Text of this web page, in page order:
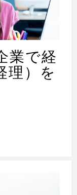
業で経
理）を